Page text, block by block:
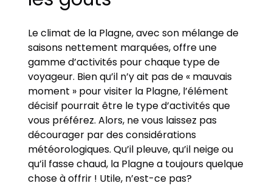
Le climat de la Plagne, avec son mélange de
saisons nettement marquées, offre une
gamme d’activités pour chaque type de
voyageur. Bien qu’il n’y ait pas de « mauvais
moment » pour visiter la Plagne, l’élément
décisif pourrait être le type d’activités que
vous préférez. Alors, ne vous laissez pas
décourager par des considérations
météorologiques. Qu’il pleuve, qu’il neige ou
qu’il fasse chaud, la Plagne a toujours quelque
chose à offrir ! Utile, n’est-ce pas?